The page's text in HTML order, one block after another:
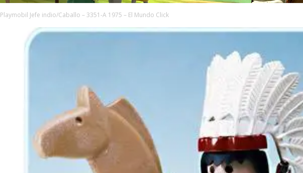
Playmobil Jefe indio/Caballo – 3351-A 1975 – El Mundo Click